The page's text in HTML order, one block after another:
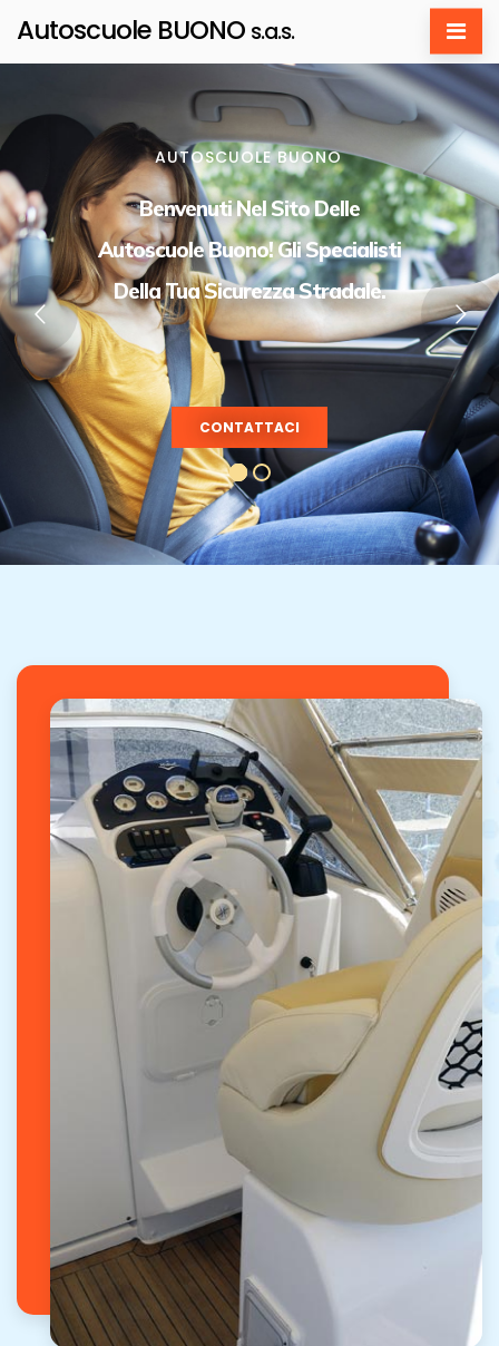
Autoscuole BUONO s.a.s.
AUTOSCUOLE BUONO
Benvenuti Nel Sito Delle
Autoscuole Buono! Gli Specialisti
Della Tua Sicurezza Stradale.
CONTATTACI